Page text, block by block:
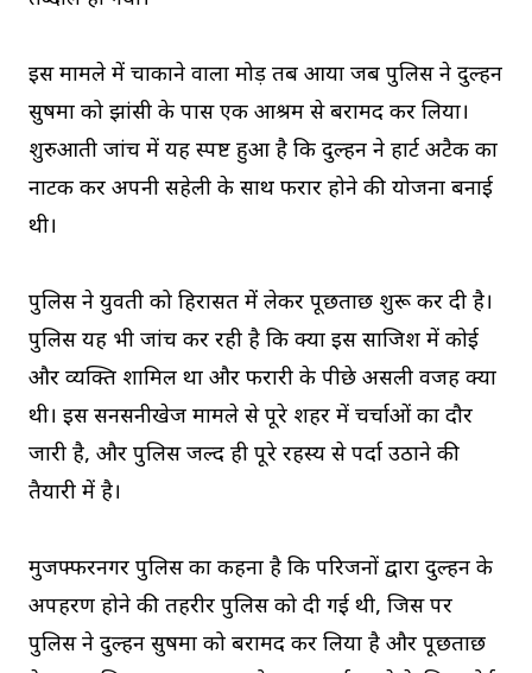
इस मामले में चौंकाने वाला मोड़ तब आया जब पुलिस ने दुल्हन
सुषमा को झांसी के पास एक आश्रम से बरामद कर लिया।
शुरुआती जांच में यह स्पष्ट हुआ है कि दुल्हन ने हार्ट अटैक का
नाटक कर अपनी सहेली के साथ फरार होने की योजना बनाई
थी।
पुलिस ने युवती को हिरासत में लेकर पूछताछ शुरू कर दी है।
पुलिस यह भी जांच कर रही है कि क्या इस साजिश में कोई
और व्यक्ति शामिल था और फरारी के पीछे असली वजह क्या
थी। इस सनसनीखेज मामले से पूरे शहर में चर्चाओं का दौर
जारी है, और पुलिस जल्द ही पूरे रहस्य से पर्दा उठाने की
तैयारी में है।
मुजफ्फरनगर पुलिस का कहना है कि परिजनों द्वारा दुल्हन के
अपहरण होने की तहरीर पुलिस को दी गई थी, जिस पर
पुलिस ने दुल्हन सुषमा को बरामद कर लिया है और पूछताछ